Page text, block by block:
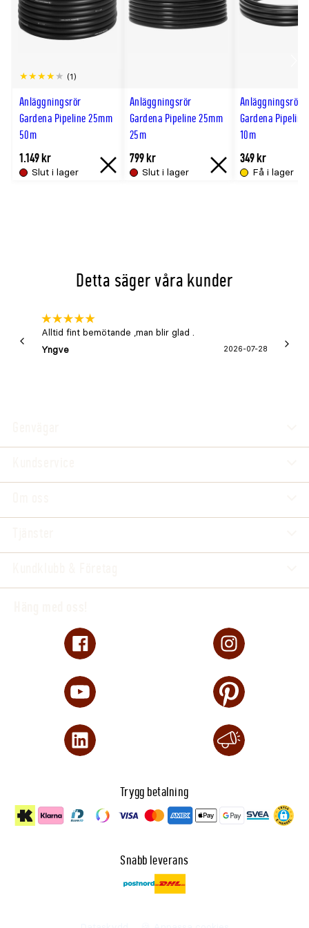
Anläggningsrör
Gardena Pipeline 25mm
50m
(1)
Slut i lager
1.149 kr
Slut
Anläggningsrör
Gardena Pipeline 25mm
25m
Slut i lager
799 kr
Slut
Anläggningsrör
Gardena
10m
Få i lager
349 kr
Detta säger våra kunder
Alltid fint bemötande ,man blir glad .
Yngve
2026-07-28
Trygg betalning
Snabb leverans